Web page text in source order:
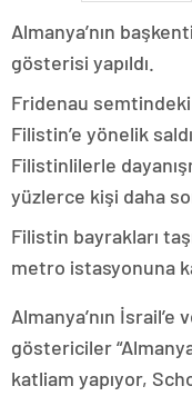
Almanya’nın
gösterisi yapıldı.
Fridenau semtindeki
Filistin’e yönelik
Filistinlilerle
yüzlerce kişi daha
Filistin bayrakları
metro istasyonuna
Almanya’nın
göstericiler
katliam yapıyor,